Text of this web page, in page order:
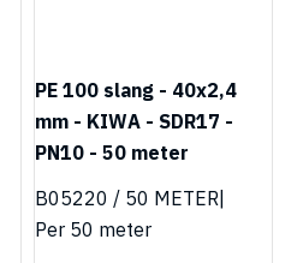
PE 100 slang - 40x2,4
mm - KIWA - SDR17 -
PN10 - 50 meter
B05220 / 50 METER|
Per 50 meter